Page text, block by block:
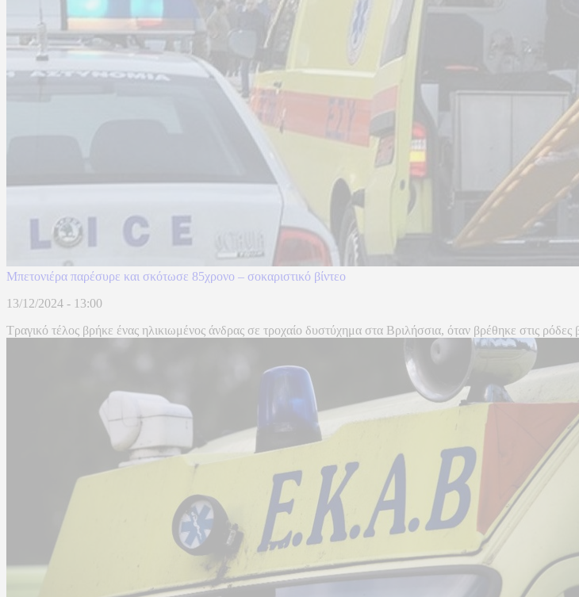
Μπετονιέρα παρέσυρε και σκότωσε 85χρονο – σοκαριστικό βίντεο
13/12/2024 - 13:00
Τραγικό τέλος βρήκε ένας ηλικιωμένος άνδρας σε τροχαίο δυστύχημα στα Βριλήσσια, όταν βρέθηκε στις